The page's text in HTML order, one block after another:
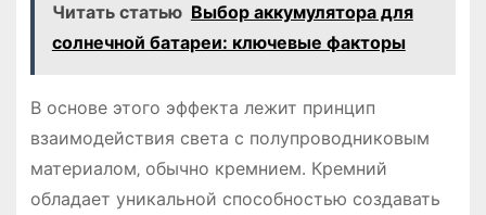
Читать статью Выбор аккумулятора для
солнечной батареи: ключевые факторы
В основе этого эффекта лежит принцип
взаимодействия света с полупроводниковым
материалом‚ обычно кремнием․ Кремний
обладает уникальной способностью создавать